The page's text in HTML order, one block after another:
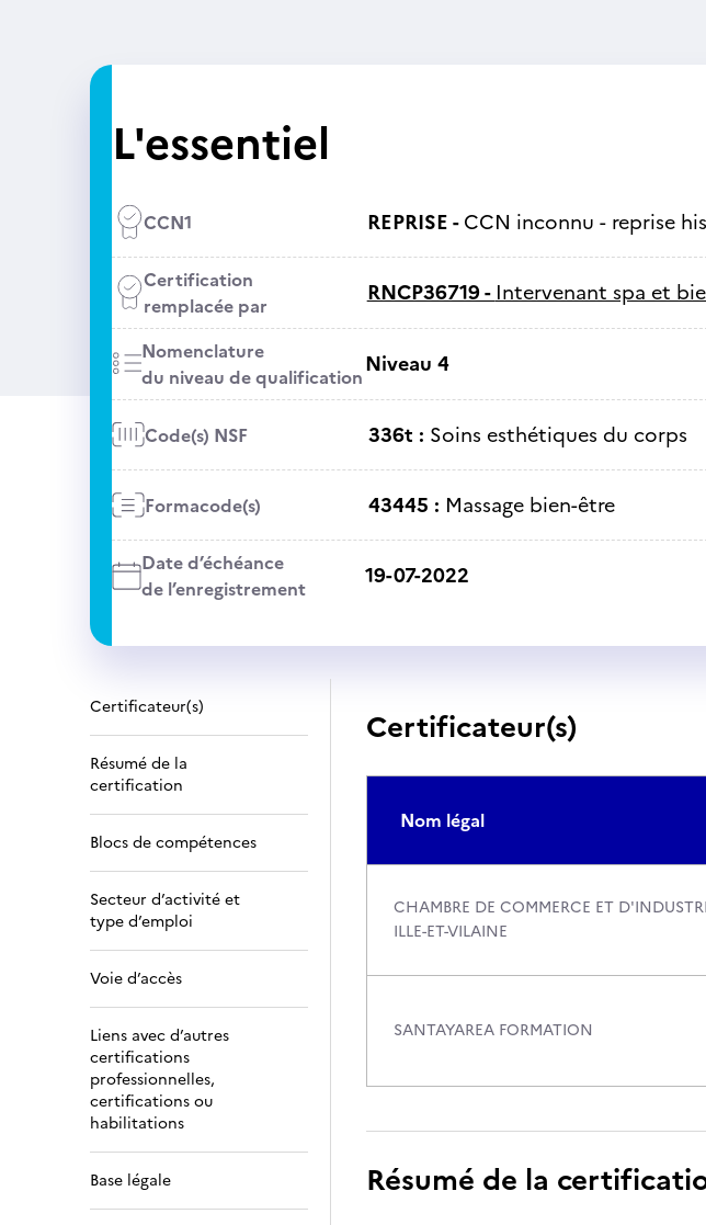
L'essentiel
CCN1 REPRISE -CCN inconnu - reprise
Certification
remplacée par
RNCP36719 - Intervenant spa et
Nomenclature
du niveau de qualificationNiveau 4
Code(s) NSF 336t : Soins esthétiques du corps
Formacode(s) 43445 : Massage bien-être
Date d’échéance
de l’enregistrement
19-07-2022
Certificateur(s)
Résumé de la
certification
Blocs de compétences
Secteur d’activité et
type d’emploi
Voie d’accès
Liens avec d’autres
certifications
professionnelles,
certifications ou
habilitations
Base légale
Certificateur(s)
Nom légal
CHAMBRE DE COMMERCE ET
ILLE-ET-VILAINE
SANTAYAREA FORMATION
Résumé de la